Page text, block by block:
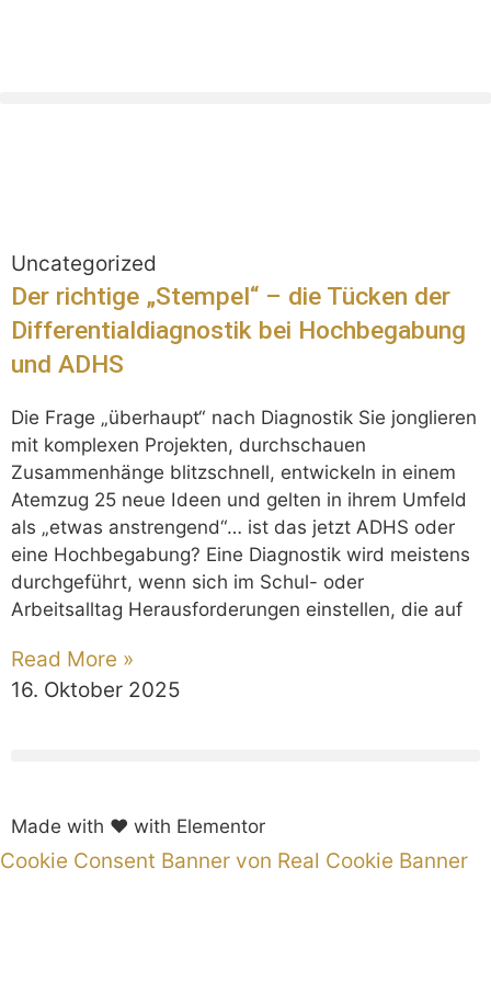
Uncategorized
Der richtige „Stempel“ – die Tücken der
Differentialdiagnostik bei Hochbegabung
und ADHS
Die Frage „überhaupt“ nach Diagnostik Sie jonglieren
mit komplexen Projekten, durchschauen
Zusammenhänge blitzschnell, entwickeln in einem
Atemzug 25 neue Ideen und gelten in ihrem Umfeld
als „etwas anstrengend“… ist das jetzt ADHS oder
eine Hochbegabung? Eine Diagnostik wird meistens
durchgeführt, wenn sich im Schul- oder
Arbeitsalltag Herausforderungen einstellen, die auf
Read More »
16. Oktober 2025
Made with ❤ with Elementor
Cookie Consent Banner von Real Cookie Banner